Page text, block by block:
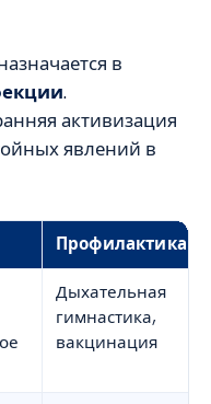
в
.
активизация
явлений в
Профилактика
Дыхательная
гимнастика,
вакцинация